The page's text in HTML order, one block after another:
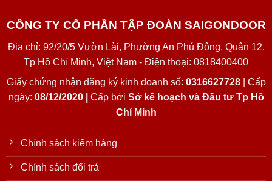
CÔNG TY CỔ PHẦN TẬP ĐOÀN SAIGONDOOR
Địa chỉ: 92/20/5 Vườn Lài, Phường An Phú Đông, Quận 12,
Tp Hồ Chí Minh, Việt Nam - Điện thoại: 0818400400
Giấy chứng nhận đăng ký kinh doanh số: 0316627728| Cấp
ngày: 08/12/2020 | Cấp bởi Sở kế hoạch và Đầu tư Tp Hồ
Chí Minh
Chính sách kiểm hàng
Chính sách đổi trả